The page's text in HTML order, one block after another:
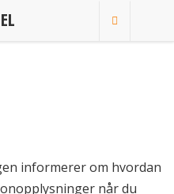
informerer om hvordan
når du